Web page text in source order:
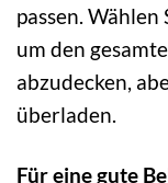
passen.
um den
abzudecken,
überladen.
Für eine gute